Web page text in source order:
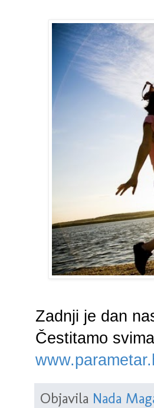
Zadnji je dan
Čestitamo
Objavila Nada